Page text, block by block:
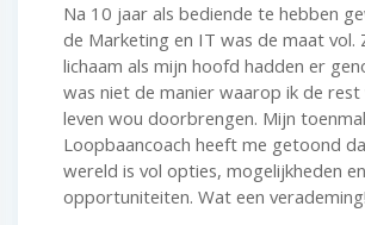
Na 10 jaar als bediende te hebben
de Marketing en IT was de maat vol.
lichaam als mijn hoofd hadden er
was niet de manier waarop ik de rest
leven wou doorbrengen. Mijn
Loopbaancoach heeft me getoond
wereld is vol opties, mogelijkheden en
opportuniteiten. Wat een verademing!